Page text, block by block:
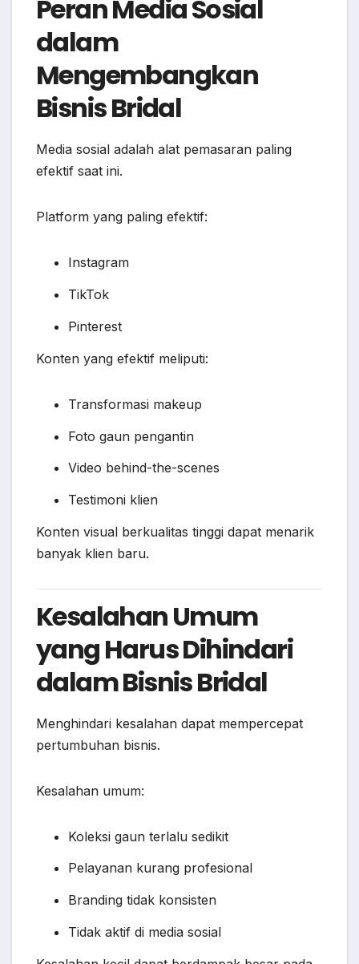
Peran Media Sosial
dalam
Mengembangkan
Bisnis Bridal
Media sosial adalah alat pemasaran paling
efektif saat ini.
Platform yang paling efektif:
Instagram
TikTok
Pinterest
Konten yang efektif meliputi:
Transformasi makeup
Foto gaun pengantin
Video behind-the-scenes
Testimoni klien
Konten visual berkualitas tinggi dapat menarik
banyak klien baru.
Kesalahan Umum
yang Harus Dihindari
dalam Bisnis Bridal
Menghindari kesalahan dapat mempercepat
pertumbuhan bisnis.
Kesalahan umum:
Koleksi gaun terlalu sedikit
Pelayanan kurang profesional
Branding tidak konsisten
Tidak aktif di media sosial